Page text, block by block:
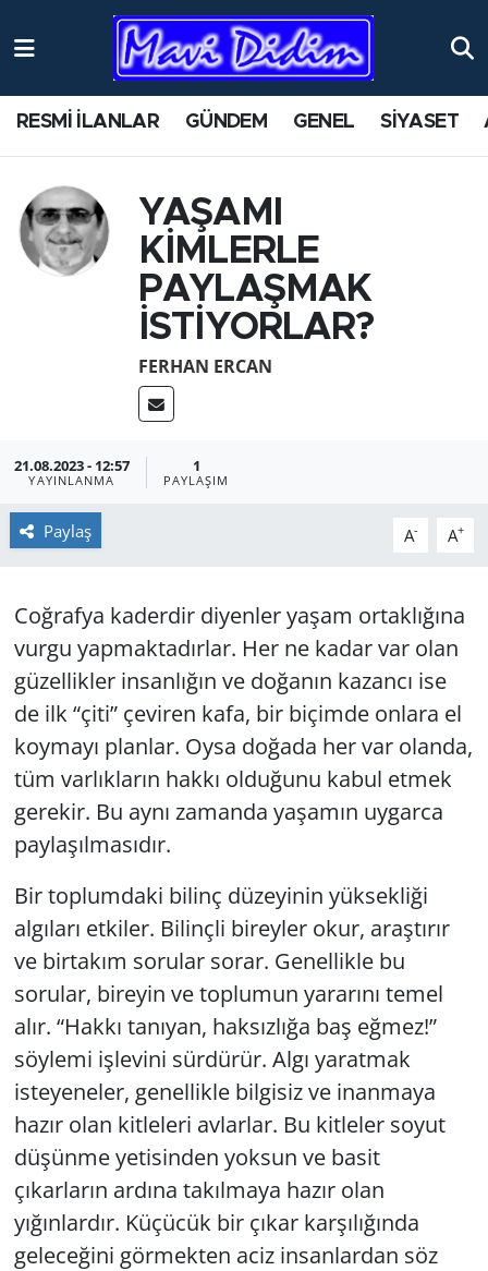
RESMİ İLANLAR GÜNDEM GENEL SİYASET
YAŞAMI
KİMLERLE
PAYLAŞMAK
İSTİYORLAR?
FERHAN ERCAN
21.08.2023 - 12:57
YAYINLANMA
1
PAYLAŞIM
Paylaş A- A+
Coğrafya kaderdir diyenler yaşam ortaklığına
vurgu yapmaktadırlar. Her ne kadar var olan
güzellikler insanlığın ve doğanın kazancı ise
de ilk “çiti” çeviren kafa, bir biçimde onlara el
koymayı planlar. Oysa doğada her var olanda,
tüm varlıkların hakkı olduğunu kabul etmek
gerekir. Bu aynı zamanda yaşamın uygarca
paylaşılmasıdır.
Bir toplumdaki bilinç düzeyinin yüksekliği
algıları etkiler. Bilinçli bireyler okur, araştırır
ve birtakım sorular sorar. Genellikle bu
sorular, bireyin ve toplumun yararını temel
alır. “Hakkı tanıyan, haksızlığa baş eğmez!”
söylemi işlevini sürdürür. Algı yaratmak
isteyeneler, genellikle bilgisiz ve inanmaya
hazır olan kitleleri avlarlar. Bu kitleler soyut
düşünme yetisinden yoksun ve basit
çıkarların ardına takılmaya hazır olan
yığınlardır. Küçücük bir çıkar karşılığında
geleceğini görmekten aciz insanlardan söz
ANTİK YERLER
AYDIN
BİLİM VE TEKNOLOJİ
EKONOMİ
GENEL
GÜNDEM
KÜLTÜR SANAT
MAGAZİN
POLİTİKA
RESMİ İLANLAR
SAĞLIK
SİYASET
SPOR
Yerel
Nöbetçi Eczaneler
Namaz Vakitleri
Trafik Durumu
Süper Lig Puan Durumu ve Fikstür
Tüm Manşetler
Son Dakika Haberleri
Haber Arşivi